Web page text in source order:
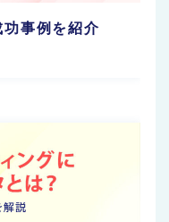
功事例を紹介